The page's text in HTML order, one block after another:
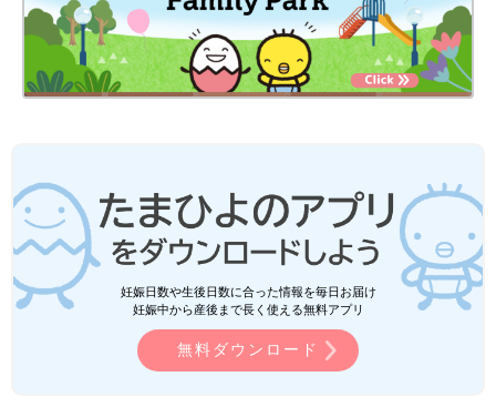
妊娠日数や生後日数に合った情報を毎日お届け
妊娠中から産後まで長く使える無料アプリ
無料ダウンロード